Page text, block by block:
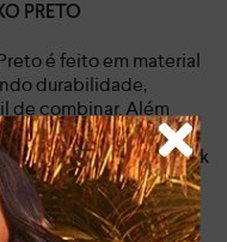
PRETO
é feito em material
durabilidade,
de combinar. Além
com jeans e camiseta
e saias para um look
para um look mais